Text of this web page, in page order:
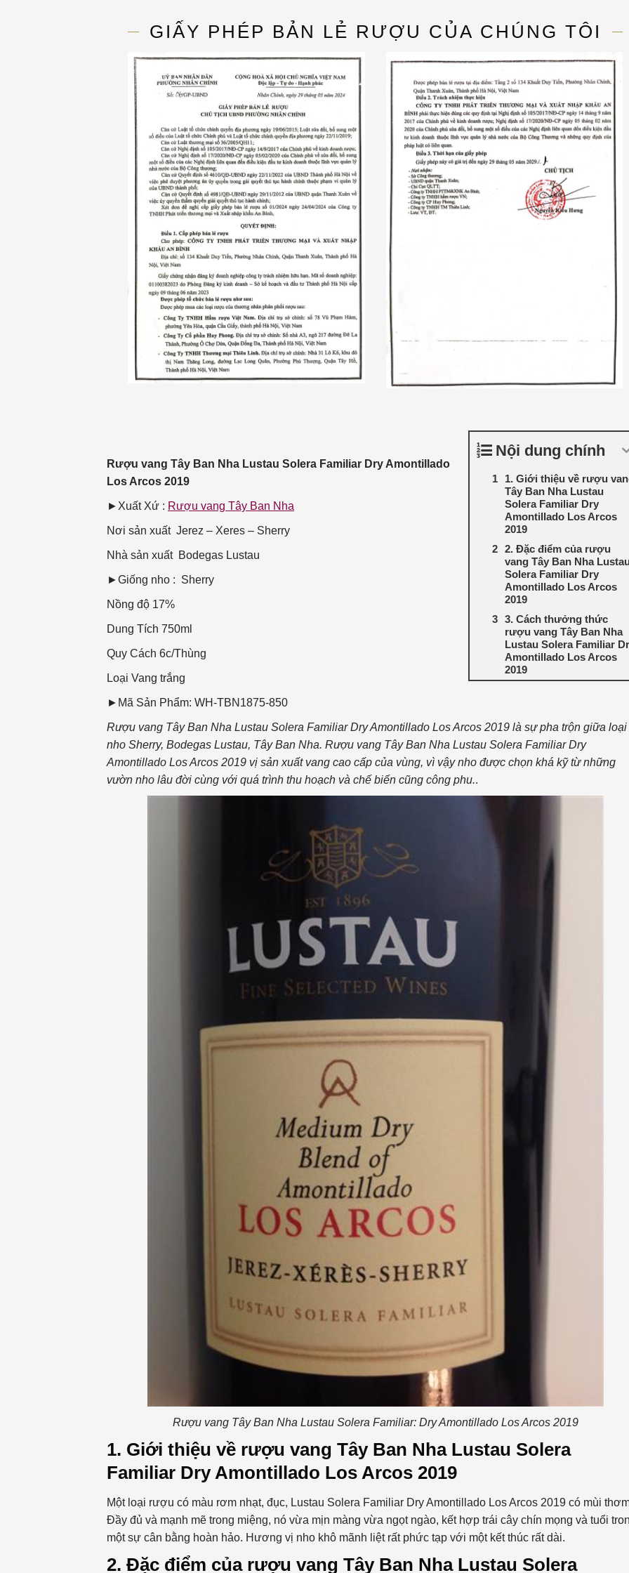
GIẤY PHÉP BẢN LẺ RƯỢU CỦA CHÚNG TÔI
Nội dung chính
1. Giới thiệu về rượu
Tây Ban Nha Lustau
Solera Familiar Dry
Amontillado Los Arcos
2019
2. Đặc điểm của rượu
vang Tây Ban Nha
Solera Familiar Dry
Amontillado Los Arcos
2019
3. Cách thưởng thức
rượu vang Tây Ban Nha
Lustau Solera Familiar
Amontillado Los Arcos
2019
Rượu vang Tây Ban Nha Lustau Solera Familiar Dry Amontillado
Los Arcos 2019
►Xuất Xứ : Rượu vang Tây Ban Nha
Nơi sản xuất Jerez – Xeres – Sherry
Nhà sản xuất Bodegas Lustau
►Giống nho : Sherry
Nồng độ 17%
Dung Tích 750ml
Quy Cách 6c/Thùng
Loại Vang trắng
►Mã Sản Phẩm: WH-TBN1875-850
Rượu vang Tây Ban Nha Lustau Solera Familiar Dry Amontillado Los Arcos 2019 là sự pha trộn giữa loại
nho Sherry, Bodegas Lustau, Tây Ban Nha. Rượu vang Tây Ban Nha Lustau Solera Familiar Dry
Amontillado Los Arcos 2019 vị sản xuất vang cao cấp của vùng, vì vậy nho được chọn khá kỹ từ những
vườn nho lâu đời cùng với quá trình thu hoạch và chế biến cũng công phu..
Rượu vang Tây Ban Nha Lustau Solera Familiar: Dry Amontillado Los Arcos 2019
1. Giới thiệu về rượu vang Tây Ban Nha Lustau Solera
Familiar Dry Amontillado Los Arcos 2019
Một loại rượu có màu rơm nhạt, đục, Lustau Solera Familiar Dry Amontillado Los Arcos 2019 có mùi
Đầy đủ và mạnh mẽ trong miệng, nó vừa mịn màng vừa ngọt ngào, kết hợp trái cây chín mọng và tuổi
một sự cân bằng hoàn hảo. Hương vị nho khô mãnh liệt rất phức tạp với một kết thúc rất dài.
2. Đặc điểm của rượu vang Tây Ban Nha Lustau Solera